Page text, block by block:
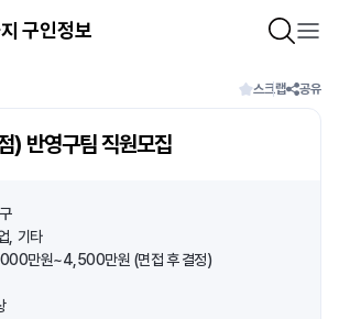
구인정보
스크랩 공유
) 반영구팀 직원모집
기타
만원~4,500만원 (면접 후 결정)